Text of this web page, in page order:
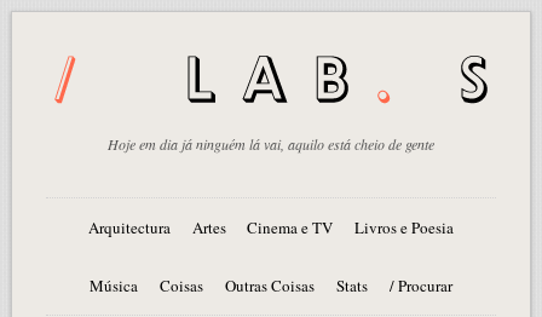
Hoje em dia já ninguém lá vai, aquilo está cheio de gente
Arquitectura Artes Cinema e TV Livros e Poesia
Música Coisas Outras Coisas Stats / Procurar